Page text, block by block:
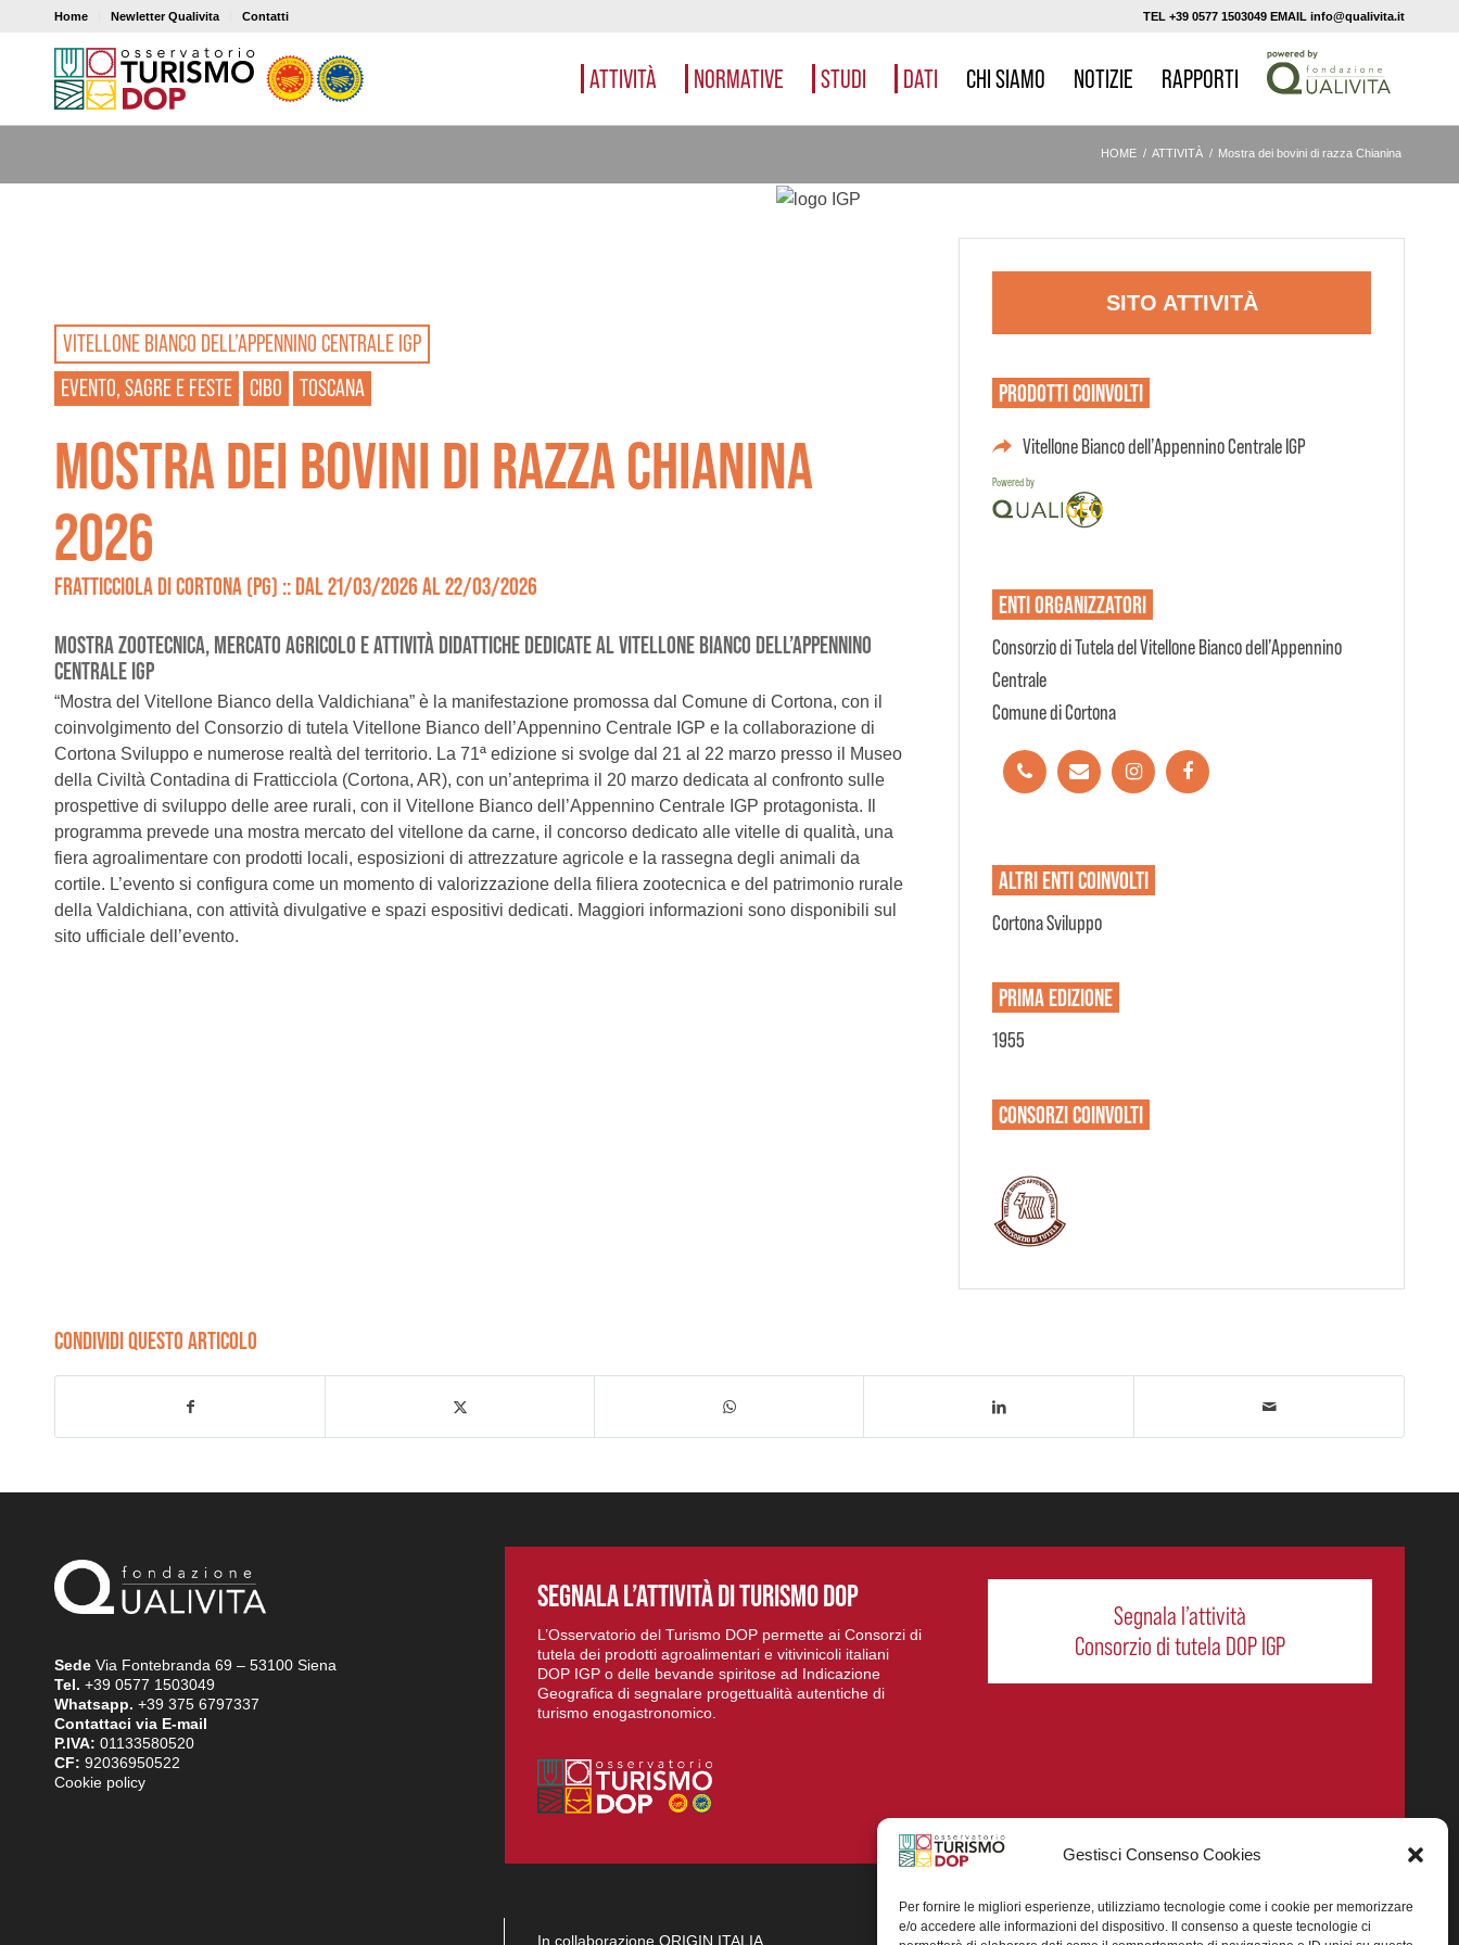
Gestisci Consenso Cookies
Per fornire le migliori esperienze, utilizziamo tecnologie come i cookie per memorizzare
e/o accedere alle informazioni del dispositivo. Il consenso a queste tecnologie ci
Home Newletter Qualivita Contatti TEL +39 0577 1503049 EMAIL info@qualivita.it
ATTIVITÀ NORMATIVE STUDI DATI CHI SIAMO NOTIZIE RAPPORTI
HOME / ATTIVITÀ / Mostra dei bovini di razza Chianina
VITELLONE BIANCO DELL’APPENNINO CENTRALE IGP
EVENTO, SAGRE E FESTE
CIBO TOSCANA
MOSTRA DEI BOVINI DI RAZZA CHIANINA
2026
FRATTICCIOLA DI CORTONA (PG) :: DAL 21/03/2026 AL 22/03/2026
MOSTRA ZOOTECNICA, MERCATO AGRICOLO E ATTIVITÀ DIDATTICHE DEDICATE AL VITELLONE BIANCO DELL’APPENNINO
CENTRALE IGP
“Mostra del Vitellone Bianco della Valdichiana” è la manifestazione promossa dal Comune di Cortona, con il
coinvolgimento del Consorzio di tutela Vitellone Bianco dell’Appennino Centrale IGP e la collaborazione di
Cortona Sviluppo e numerose realtà del territorio. La 71ª edizione si svolge dal 21 al 22 marzo presso il Museo
della Civiltà Contadina di Fratticciola (Cortona, AR), con un’anteprima il 20 marzo dedicata al confronto sulle
prospettive di sviluppo delle aree rurali, con il Vitellone Bianco dell’Appennino Centrale IGP protagonista. Il
programma prevede una mostra mercato del vitellone da carne, il concorso dedicato alle vitelle di qualità, una
fiera agroalimentare con prodotti locali, esposizioni di attrezzature agricole e la rassegna degli animali da
cortile. L’evento si configura come un momento di valorizzazione della filiera zootecnica e del patrimonio rurale
della Valdichiana, con attività divulgative e spazi espositivi dedicati. Maggiori informazioni sono disponibili sul
sito ufficiale dell’evento.
SITO ATTIVITÀ
PRODOTTICOINVOLTI
Vitellone Bianco dell’Appennino Centrale IGP
Powered by
ENTIORGANIZZATORI
Consorzio di Tutela del Vitellone Bianco dell’Appennino
Centrale
Comune di Cortona
ALTRI ENTICOINVOLTI
Cortona Sviluppo
PRIMA EDIZIONE
1955
CONSORZICOINVOLTI
CONDIVIDI QUESTO ARTICOLO
Sede Via Fontebranda 69 – 53100 Siena
Tel. +39 0577 1503049
Whatsapp. +39 375 6797337
Contattaci via E-mail
P.IVA: 01133580520
CF: 92036950522
Cookie policy
SEGNALA L’ATTIVITÀ DI TURISMO DOP
L’Osservatorio del Turismo DOP permette ai Consorzi di
tutela dei prodotti agroalimentari e vitivinicoli italiani
DOP IGP o delle bevande spiritose ad Indicazione
Geografica di segnalare progettualità autentiche di
turismo enogastronomico.
Segnala l’attività
Consorzio di tutela DOP IGP
In collaborazione ORIGIN ITALIA.